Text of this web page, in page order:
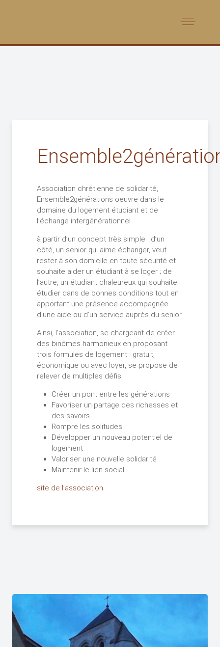
Association chrétienne de solidarité,
Ensemble2générations oeuvre dans le
domaine du logement étudiant et de
l’échange intergénérationnel
à partir d’un concept très simple : d’un
côté, un senior qui aime échanger, veut
rester à son domicile en toute sécurité et
souhaite aider un étudiant à se loger ; de
l’autre, un étudiant chaleureux qui souhaite
étudier dans de bonnes conditions tout en
apportant une présence accompagnée
d’une aide ou d’un service auprès du senior.
Ainsi, l’association, se chargeant de créer
des binômes harmonieux en proposant
trois formules de logement : gratuit,
économique ou avec loyer, se propose de
relever de multiples défis :
Créer un pont entre les générations
Favoriser un partage des richesses et
des savoirs
Rompre les solitudes
Développer un nouveau potentiel de
logement
Valoriser une nouvelle solidarité
Maintenir le lien social
site de l’association